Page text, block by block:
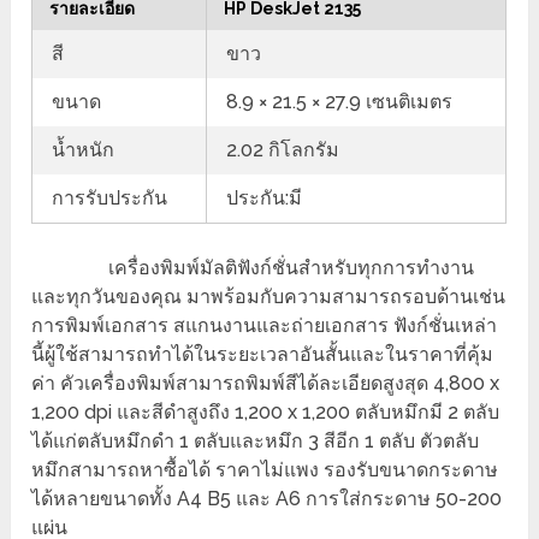
รายละเอียด HP DeskJet 2135
สี ขาว
ขนาด 8.9 × 21.5 × 27.9 เซนติเมตร
น้ำหนัก 2.02 กิโลกรัม
การรับประกัน ประกัน:มี
เครื่องพิมพ์มัลติฟังก์ชั่นสำหรับทุกการทำงาน
และทุกวันของคุณ มาพร้อมกับความสามารถรอบด้านเช่น
การพิมพ์เอกสาร สแกนงานและถ่ายเอกสาร ฟังก์ชั่นเหล่า
นี้ผู้ใช้สามารถทำได้ในระยะเวลาอันสั้นและในราคาที่คุ้ม
ค่า คัวเครื่องพิมพ์สามารถพิมพ์สีได้ละเอียดสูงสุด 4,800 x
1,200 dpi และสีดำสูงถึง 1,200 x 1,200 ตลับหมึกมี 2 ตลับ
ได้แก่ตลับหมึกดำ 1 ตลับและหมึก 3 สีอีก 1 ตลับ ตัวตลับ
หมึกสามารถหาซื้อได้ ราคาไม่แพง รองรับขนาดกระดาษ
ได้หลายขนาดทั้ง A4 B5 และ A6 การใส่กระดาษ 50-200
แผ่น